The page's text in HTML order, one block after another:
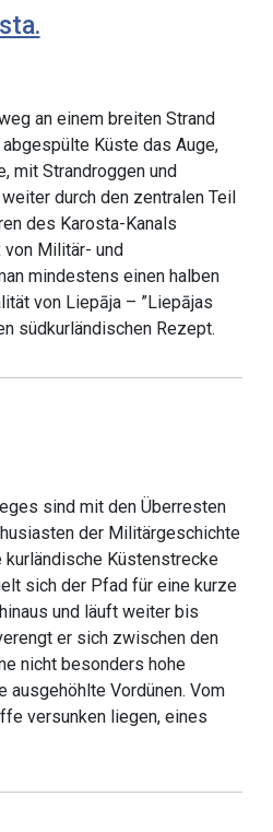
an einem breiten Strand
Küste das Auge,
mit Strandroggen und
durch den zentralen Teil
des Karosta-Kanals
von Militär- und
mindestens einen halben
von Liepāja – ”Liepājas
südkurländischen Rezept.
sind mit den Überresten
der Militärgeschichte
Küstenstrecke
sich der Pfad für eine kurze
und läuft weiter bis
er sich zwischen den
nicht besonders hohe
Vordünen. Vom
versunken liegen, eines